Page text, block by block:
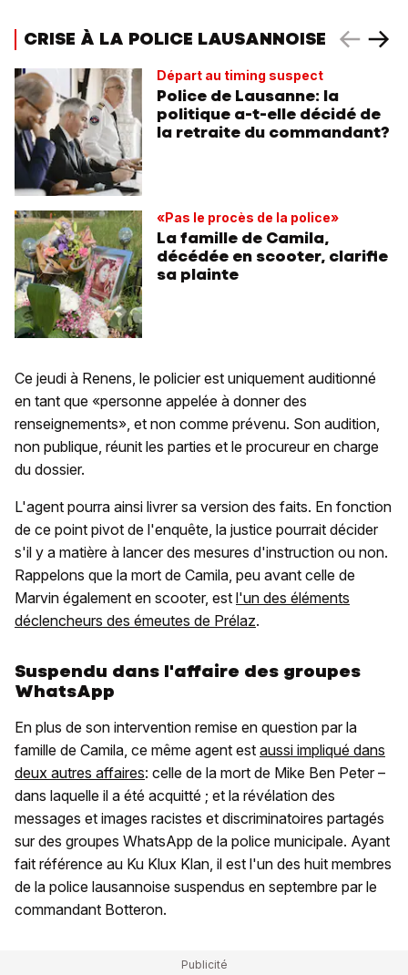
CRISE À LA POLICE LAUSANNOISE
Départ au timing suspect
Police de Lausanne: la
politique a-t-elle décidé de
la retraite du commandant?
«Pas le procès de la police»
La famille de Camila,
décédée en scooter, clarifie
sa plainte
Ce jeudi à Renens, le policier est uniquement auditionné
en tant que «personne appelée à donner des
renseignements», et non comme prévenu. Son audition,
non publique, réunit les parties et le procureur en charge
du dossier.
L'agent pourra ainsi livrer sa version des faits. En fonction
de ce point pivot de l'enquête, la justice pourrait décider
s'il y a matière à lancer des mesures d'instruction ou non.
Rappelons que la mort de Camila, peu avant celle de
Marvin également en scooter, est l'un des éléments
déclencheurs des émeutes de Prélaz.
Suspendu dans l'affaire des groupes
WhatsApp
En plus de son intervention remise en question par la
famille de Camila, ce même agent est aussi impliqué dans
deux autres affaires: celle de la mort de Mike Ben Peter –
dans laquelle il a été acquitté ; et la révélation des
messages et images racistes et discriminatoires partagés
sur des groupes WhatsApp de la police municipale. Ayant
fait référence au Ku Klux Klan, il est l'un des huit membres
de la police lausannoise suspendus en septembre par le
commandant Botteron.